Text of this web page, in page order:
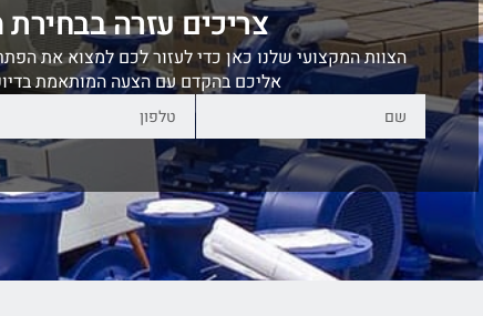
צריכים עזרה
הצוות המקצועי שלנו כאן כדי לעזור לכם למצוא את
אליכם בהקדם עם הצעה המותאמת